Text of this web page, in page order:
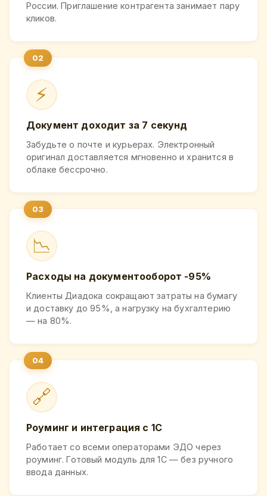
России. Приглашение контрагента занимает пару
кликов.
⚡
Документ доходит за 7 секунд
Забудьте о почте и курьерах. Электронный
оригинал доставляется мгновенно и хранится в
облаке бессрочно.
📉
Расходы на документооборот -95%
Клиенты Диадока сокращают затраты на бумагу
и доставку до 95%, а нагрузку на бухгалтерию
— на 80%.
🔗
Роуминг и интеграция с 1С
Работает со всеми операторами ЭДО через
роуминг. Готовый модуль для 1С — без ручного
ввода данных.